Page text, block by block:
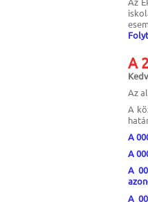
A
Az
A
A
A
A
A